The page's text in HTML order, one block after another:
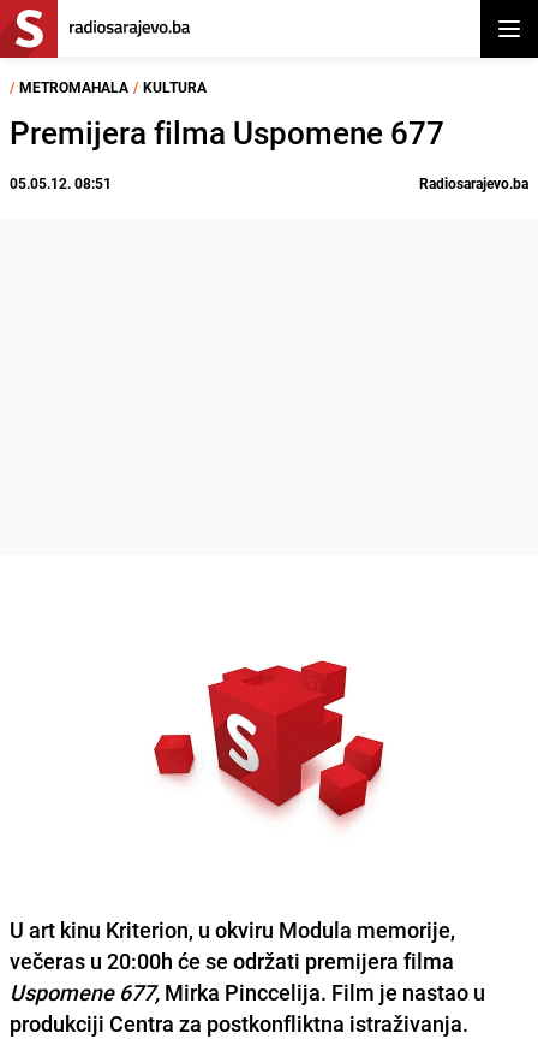
/ METROMAHALA / KULTURA
Premijera filma Uspomene 677
05.05.12. 08:51 Radiosarajevo.ba
U art kinu Kriterion, u okviru Modula memorije,
večeras u 20:00h će se održati premijera filma
Uspomene 677, Mirka Pinccelija. Film je nastao u
produkciji Centra za postkonfliktna istraživanja.